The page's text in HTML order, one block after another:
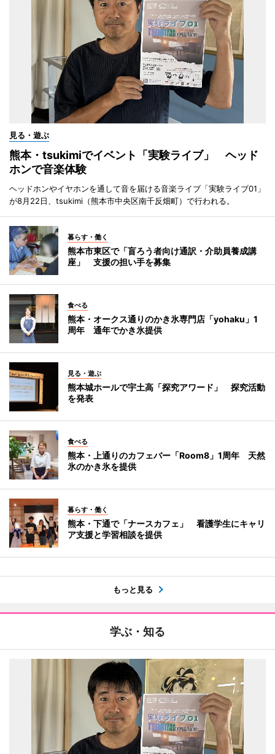
見る・遊ぶ
熊本・tsukimiでイベント「実験ライブ」 ヘッド
ホンで音楽体験
ヘッドホンやイヤホンを通して音を届ける音楽ライブ「実験ライブ01」
が8月22日、tsukimi（熊本市中央区南千反畑町）で行われる。
暮らす・働く
熊本市東区で「盲ろう者向け通訳・介助員養成講
座」 支援の担い手を募集
食べる
熊本・オークス通りのかき氷専門店「yohaku」1
周年 通年でかき氷提供
見る・遊ぶ
熊本城ホールで宇土高「探究アワード」 探究活動
を発表
食べる
熊本・上通りのカフェバー「Room8」1周年 天然
氷のかき氷を提供
暮らす・働く
熊本・下通で「ナースカフェ」 看護学生にキャリ
ア支援と学習相談を提供
もっと見る
学ぶ・知る